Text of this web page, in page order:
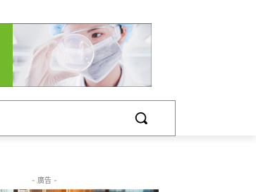
- 廣告 -